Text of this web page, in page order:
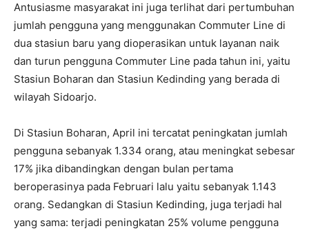
Antusiasme masyarakat ini juga terlihat dari pertumbuhan
jumlah pengguna yang menggunakan Commuter Line di
dua stasiun baru yang dioperasikan untuk layanan naik
dan turun pengguna Commuter Line pada tahun ini, yaitu
Stasiun Boharan dan Stasiun Kedinding yang berada di
wilayah Sidoarjo.
Di Stasiun Boharan, April ini tercatat peningkatan jumlah
pengguna sebanyak 1.334 orang, atau meningkat sebesar
17% jika dibandingkan dengan bulan pertama
beroperasinya pada Februari lalu yaitu sebanyak 1.143
orang. Sedangkan di Stasiun Kedinding, juga terjadi hal
yang sama: terjadi peningkatan 25% volume pengguna